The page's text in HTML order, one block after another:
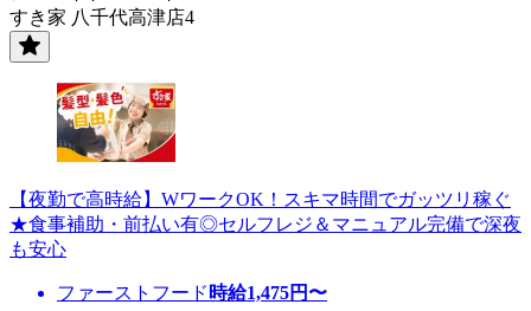
すき家 八千代高津店4
【夜勤で高時給】WワークOK！スキマ時間でガッツリ稼ぐ
★食事補助・前払い有◎セルフレジ＆マニュアル完備で深夜
も安心
ファーストフード 時給1,475円〜